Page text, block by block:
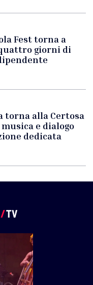
Fest torna a
giorni di
torna alla Certosa
e dialogo
dedicata